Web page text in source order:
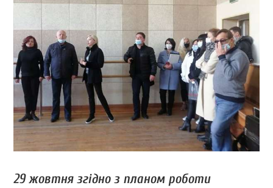
29 жовтня згідно з планом роботи